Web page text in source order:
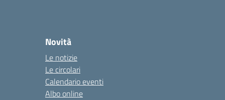
Novità
Le notizie
Le circolari
Calendario eventi
Albo online